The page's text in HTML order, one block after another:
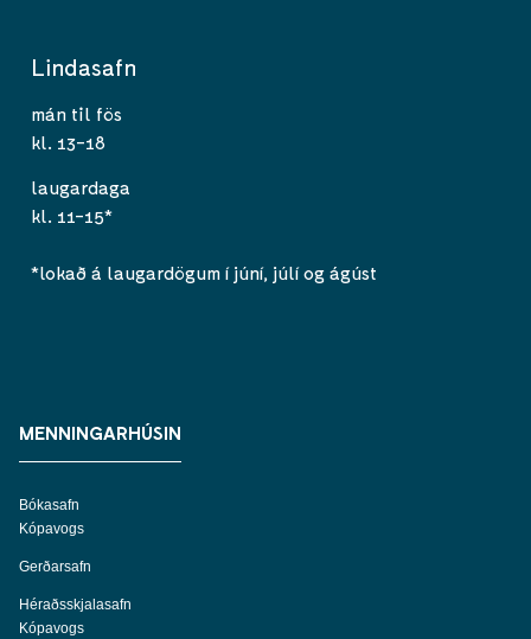
Lindasafn
mán til fös
kl. 13-18
laugardaga
kl. 11-15*
*lokað á laugardögum í júní, júlí og ágúst
MENNINGARHÚSIN
Bókasafn
Kópavogs
Gerðarsafn
Héraðsskjalasafn
Kópavogs